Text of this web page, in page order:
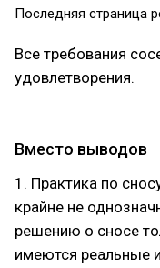
Последняя страница
Все требования
удовлетворения.
Вместо выводов
1. Практика по
крайне не
решению о сносе
имеются реальные